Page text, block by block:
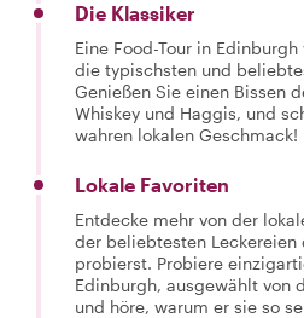
Die Klassiker
Eine Food-Tour in
die typischsten und
Genießen Sie einen Bissen
Whiskey und Haggis, und
wahren lokalen Geschmack!
Lokale Favoriten
Entdecke mehr von der
der beliebtesten Leckereien
probierst. Probiere
Edinburgh, ausgewählt von
und höre, warum er sie so